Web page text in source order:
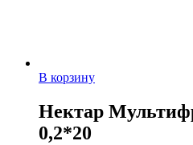
В корзину
Нектар
0,2*20